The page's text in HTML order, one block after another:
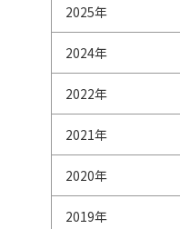
2025年
2024年
2022年
2021年
2020年
2019年